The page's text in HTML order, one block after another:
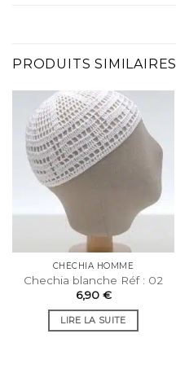
PRODUITS SIMILAIRES
CHÉCHIA HOMME
Chechia blanche Réf : 02
6,90 €
LIRE LA SUITE